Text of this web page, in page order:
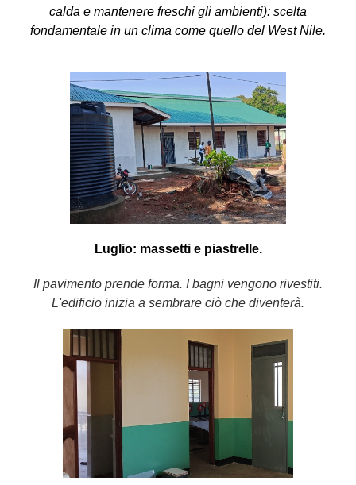
calda e mantenere freschi gli ambienti): scelta
fondamentale in un clima come quello del West Nile.
Luglio: massetti e piastrelle.
Il pavimento prende forma. I bagni vengono rivestiti.
L'edificio inizia a sembrare ciò che diventerà.